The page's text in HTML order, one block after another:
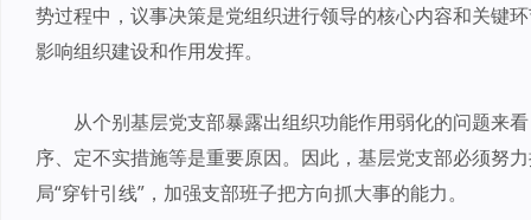
势过程中，议事决策是党组织进行领导的核心内容和关键
影响组织建设和作用发挥。
从个别基层党支部暴露出组织功能作用弱化的问题来
序、定不实措施等是重要原因。因此，基层党支部必须努
局“穿针引线”，加强支部班子把方向抓大事的能力。